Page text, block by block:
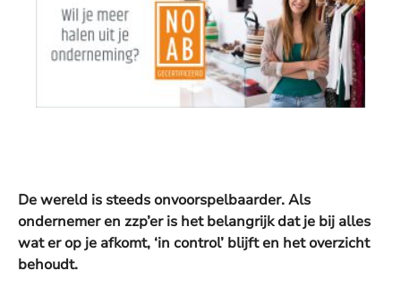
De wereld is steeds onvoorspelbaarder. Als
ondernemer en zzp’er is het belangrijk dat je bij alles
wat er op je afkomt, ‘in control’ blijft en het overzicht
behoudt.